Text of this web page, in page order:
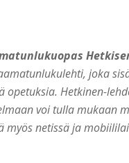
joka
Hetkinen-
voi tulla mukaan
myös netissä ja